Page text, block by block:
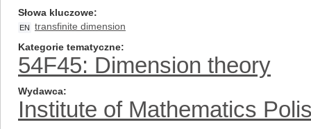
Słowa kluczowe
EN
transfinite dimension
Kategorie tematyczne
54F45: Dimension theory
Wydawca
Institute of Mathematics